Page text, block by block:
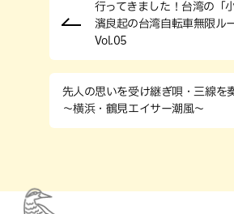
行ってきました！台湾の「
濱良起の台湾自転車無限ル
Vol.05
先人の思いを受け継ぎ唄・三線を
～横浜・鶴見エイサー潮風～